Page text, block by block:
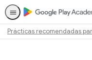
Prácticas recomendadas